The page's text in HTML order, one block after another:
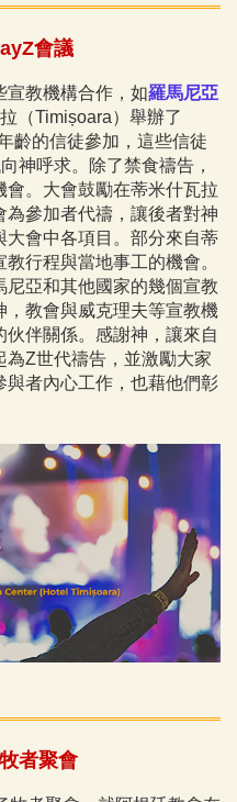
會議
宣教機構合作，如羅馬尼亞
（Timișoara）舉辦了
齡的信徒參加，這些信徒
神呼求。除了禁食禱告，
。大會鼓勵在蒂米什瓦拉
參加者代禱，讓後者對神
大會中各項目。部分來自蒂
行程與當地事工的機會。
亞和其他國家的幾個宣教
教會與威克理夫等宣教機
伴關係。感謝神，讓來自
Z世代禱告，並激勵大家
者內心工作，也藉他們彰
者聚會